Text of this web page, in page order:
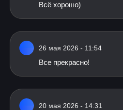
Всё хорошо)
26 мая 2026 - 11:54
Все прекрасно!
20 мая 2026 - 14:31